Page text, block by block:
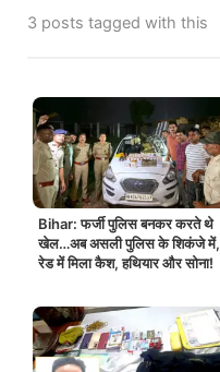
3 posts tagged with this
Bihar: फर्जी पुलिस बनकर करते थे
खेल…अब असली पुलिस के शिकंजे में,
रेड में मिला कैश, हथियार और सोना!